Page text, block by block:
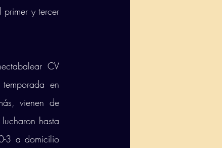
primer y tercer
CV
en
vienen de
hasta
3 a domicilio